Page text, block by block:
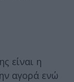
είναι η
αγορά ενώ